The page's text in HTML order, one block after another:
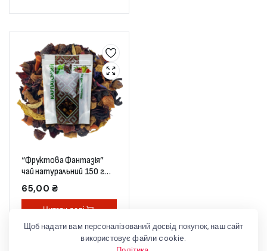
“Фруктова Фантазія”
чай натуральний 150 г
(дой-пак)
65,00 ₴
Читати далі
Щоб надати вам персоналізований досвід покупок, наш сайт
використовує файли cookie.